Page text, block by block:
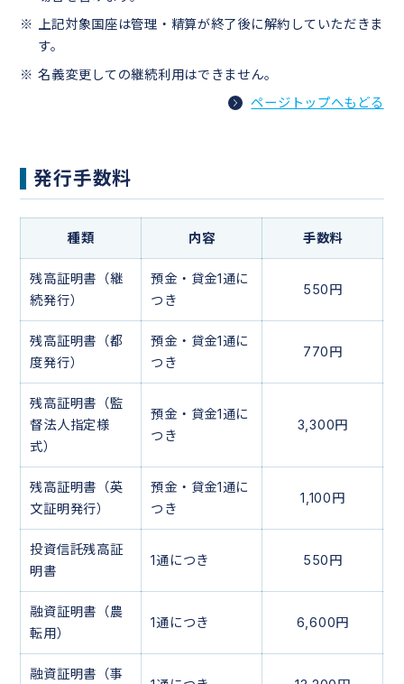
上記対象国座は管理・精算が終了後に解約していただきま
す。
名義変更しての継続利用はできません。
ページトップへもどる
発行手数料
種類 内容 手数料
残高証明書（継
続発行）
預金・貸金1通に
つき
550円
残高証明書（都
度発行）
預金・貸金1通に
つき
770円
残高証明書（監
督法人指定様
式）
預金・貸金1通に
つき
3,300円
残高証明書（英
文証明発行）
預金・貸金1通に
つき
1,100円
投資信託残高証
明書
1通につき 550円
融資証明書（農
転用）
1通につき 6,600円
融資証明書（事